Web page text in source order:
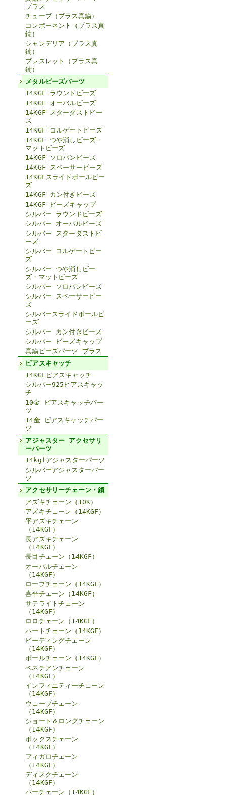
ブラス
チューブ（ブラス真鍮）
コンポーネント（ブラス真
鍮）
シャンデリア（ブラス真
鍮）
ブレスレット（ブラス真
鍮）
メタルビーズパーツ
14KGF ラウンドビーズ
14KGF オーバルビーズ
14KGF スターダストビー
ズ
14KGF コルゲートビーズ
14KGF つや消しビーズ・
マットビーズ
14KGF ソロバンビーズ
14KGF スペーサービーズ
14KGFスライドボールビー
ズ
14KGF カン付きビーズ
14KGF ビーズキャップ
シルバー ラウンドビーズ
シルバー オーバルビーズ
シルバー スターダストビ
ーズ
シルバー コルゲートビー
ズ
シルバー つや消しビー
ズ・マットビーズ
シルバー ソロバンビーズ
シルバー スペーサービー
ズ
シルバースライドボールビ
ーズ
シルバー カン付きビーズ
シルバー ビーズキャップ
真鍮ビーズパーツ ブラス
ピアスキャッチ
14KGFピアスキャッチ
シルバー925ピアスキャッ
チ
10金 ピアスキャッチパー
ツ
14金 ピアスキャッチパー
ツ
アジャスター アクセサリ
ーパーツ
14kgfアジャスターパーツ
シルバーアジャスターパー
ツ
アクセサリーチェーン・鎖
アズキチェーン（10K）
アズキチェーン（14KGF）
平アズキチェーン
（14KGF）
長アズキチェーン
（14KGF）
長目チェーン（14KGF）
オーバルチェーン
（14KGF）
ロープチェーン（14KGF）
喜平チェーン（14KGF）
サテライトチェーン
（14KGF）
ロロチェーン（14KGF）
ハートチェーン（14KGF）
ビーディングチェーン
（14KGF）
ボールチェーン（14KGF）
ベネチアンチェーン
（14KGF）
インフィニティーチェーン
（14KGF）
ウェーブチェーン
（14KGF）
ショート＆ロングチェーン
（14KGF）
ボックスチェーン
（14KGF）
フィガロチェーン
（14KGF）
ディスクチェーン
（14KGF）
バーチェーン（14KGF）